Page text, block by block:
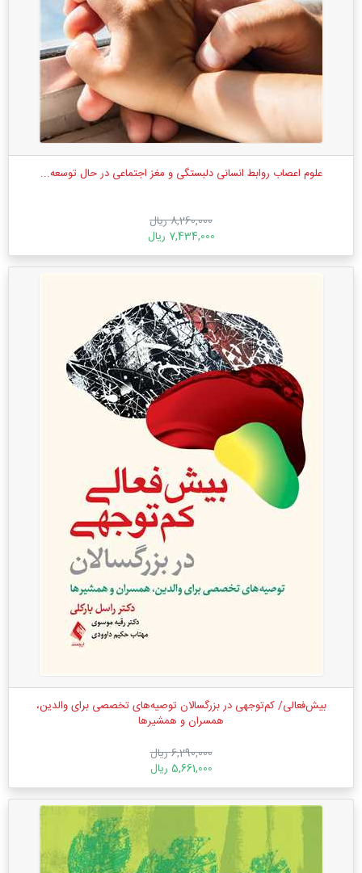
علوم اعصاب روابط انسانی دلبستگی و مغز اجتماعی در حال توسعه...
8,260,000 ریال
7,434,000 ریال
بیش‌فعالی/ کم‌توجهی در بزرگسالان توصیه‌های تخصصی برای والدین،
همسران و همشیرها
6,290,000 ریال
5,661,000 ریال